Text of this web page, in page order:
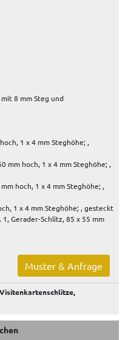
8 mm Steg und
1 x 4 mm Steghöhe; ,
mm hoch, 1 x 4 mm Steghöhe; ,
hoch, 1 x 4 mm Steghöhe; ,
1 x 4 mm Steghöhe; , gesteckt
Gerader-Schlitz, 85 x 55 mm
Muster & Anfrage